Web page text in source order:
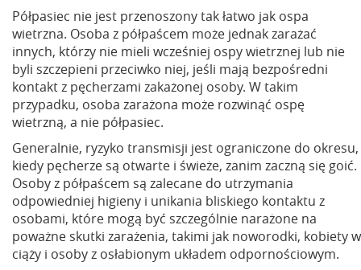
Półpasiec nie jest przenoszony tak łatwo jak ospa
wietrzna. Osoba z półpaścem może jednak zarażać
innych, którzy nie mieli wcześniej ospy wietrznej lub nie
byli szczepieni przeciwko niej, jeśli mają bezpośredni
kontakt z pęcherzami zakażonej osoby. W takim
przypadku, osoba zarażona może rozwinąć ospę
wietrzną, a nie półpasiec.
Generalnie, ryzyko transmisji jest ograniczone do okresu,
kiedy pęcherze są otwarte i świeże, zanim zaczną się goić.
Osoby z półpaścem są zalecane do utrzymania
odpowiedniej higieny i unikania bliskiego kontaktu z
osobami, które mogą być szczególnie narażone na
poważne skutki zarażenia, takimi jak noworodki, kobiety w
ciąży i osoby z osłabionym układem odpornościowym.